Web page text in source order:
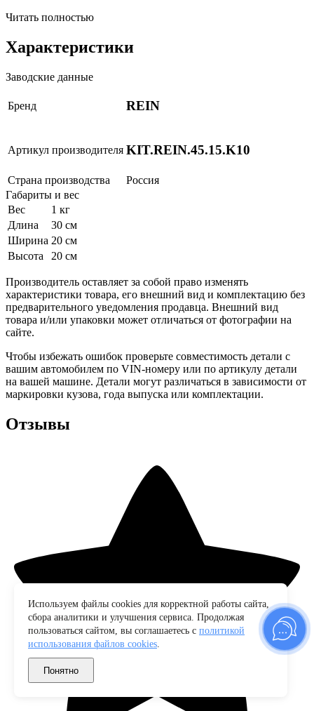
Читать полностью
Характеристики
Заводские данные
Бренд REIN
Артикул производителя KIT.REIN.45.15.K10
Страна производства
Россия
Габариты и вес
Вес
1 кг
Длина
30 см
Ширина 20 см
Высота
20 см
Производитель оставляет за собой право изменять
характеристики товара, его внешний вид и комплектацию без
предварительного уведомления продавца. Внешний вид
товара и/или упаковки может отличаться от фотографии на
сайте.
Чтобы избежать ошибок проверьте совместимость детали с
вашим автомобилем по VIN-номеру или по артикулу детали
на вашей машине. Детали могут различаться в зависимости от
маркировки кузова, года выпуска или комплектации.
Отзывы
Используем файлы cookies для корректной работы сайта,
сбора аналитики и улучшения сервиса. Продолжая
пользоваться сайтом, вы соглашаетесь с политикой
использования файлов cookies.
Понятно